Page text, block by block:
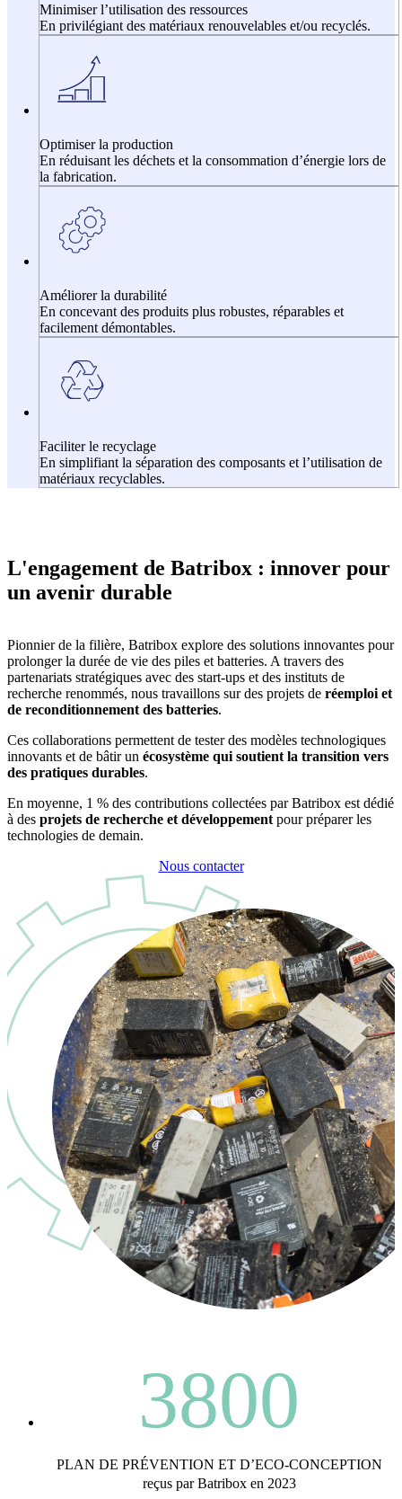
Minimiser l’utilisation des ressources
En privilégiant des matériaux renouvelables et/ou recyclés.
Optimiser la production
En réduisant les déchets et la consommation d’énergie lors de
la fabrication.
Améliorer la durabilité
En concevant des produits plus robustes, réparables et
facilement démontables.
Faciliter le recyclage
En simplifiant la séparation des composants et l’utilisation de
matériaux recyclables.
L'engagement de Batribox : innover pour
un avenir durable
Pionnier de la filière, Batribox explore des solutions innovantes pour
prolonger la durée de vie des piles et batteries. A travers des
partenariats stratégiques avec des start-ups et des instituts de
recherche renommés, nous travaillons sur des projets de réemploi et
de reconditionnement des batteries.
Ces collaborations permettent de tester des modèles technologiques
innovants et de bâtir un écosystème qui soutient la transition vers
des pratiques durables.
En moyenne, 1 % des contributions collectées par Batribox est dédié
à des projets de recherche et développement pour préparer les
technologies de demain.
Nous contacter
3800
PLAN DE PRÉVENTION ET D’ECO-CONCEPTION
reçus par Batribox en 2023